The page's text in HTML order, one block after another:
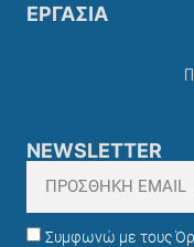
ΕΡΓΑΣΙΑ
NEWSLETTER
Συμφωνώ με τους